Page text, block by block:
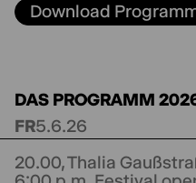
Download
DAS PROGRAMM
FR5.6.26
20.00,Thalia